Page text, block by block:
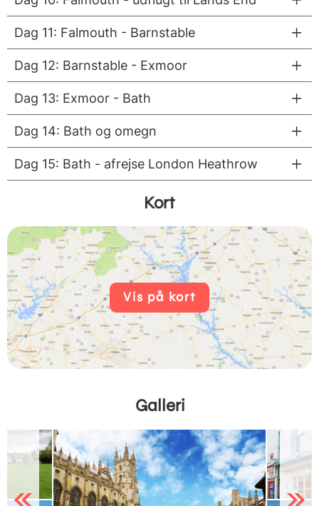
Dag 11: Falmouth - Barnstable
Dag 12: Barnstable - Exmoor
Dag 13: Exmoor - Bath
Dag 14: Bath og omegn
Dag 15: Bath - afrejse London Heathrow
Kort
Vis på kort
Galleri
Previous Next